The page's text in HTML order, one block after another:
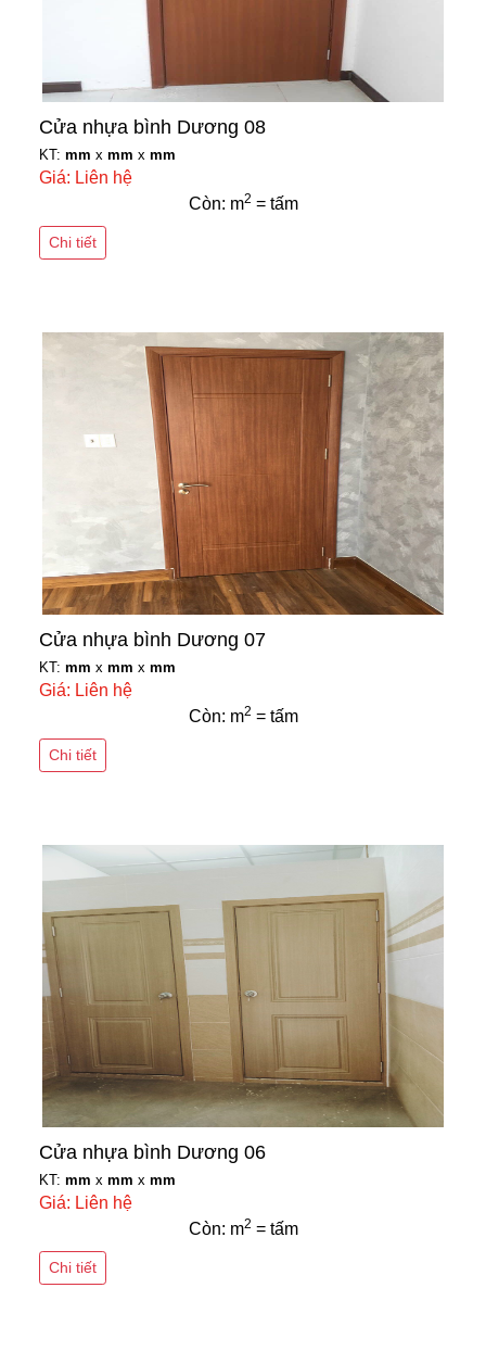
Cửa nhựa bình Dương 08
KT: mm x mm x mm
Giá: Liên hệ
Còn: m2 = tấm
Chi tiết
Cửa nhựa bình Dương 07
KT: mm x mm x mm
Giá: Liên hệ
Còn: m2 = tấm
Chi tiết
Cửa nhựa bình Dương 06
KT: mm x mm x mm
Giá: Liên hệ
Còn: m2 = tấm
Chi tiết